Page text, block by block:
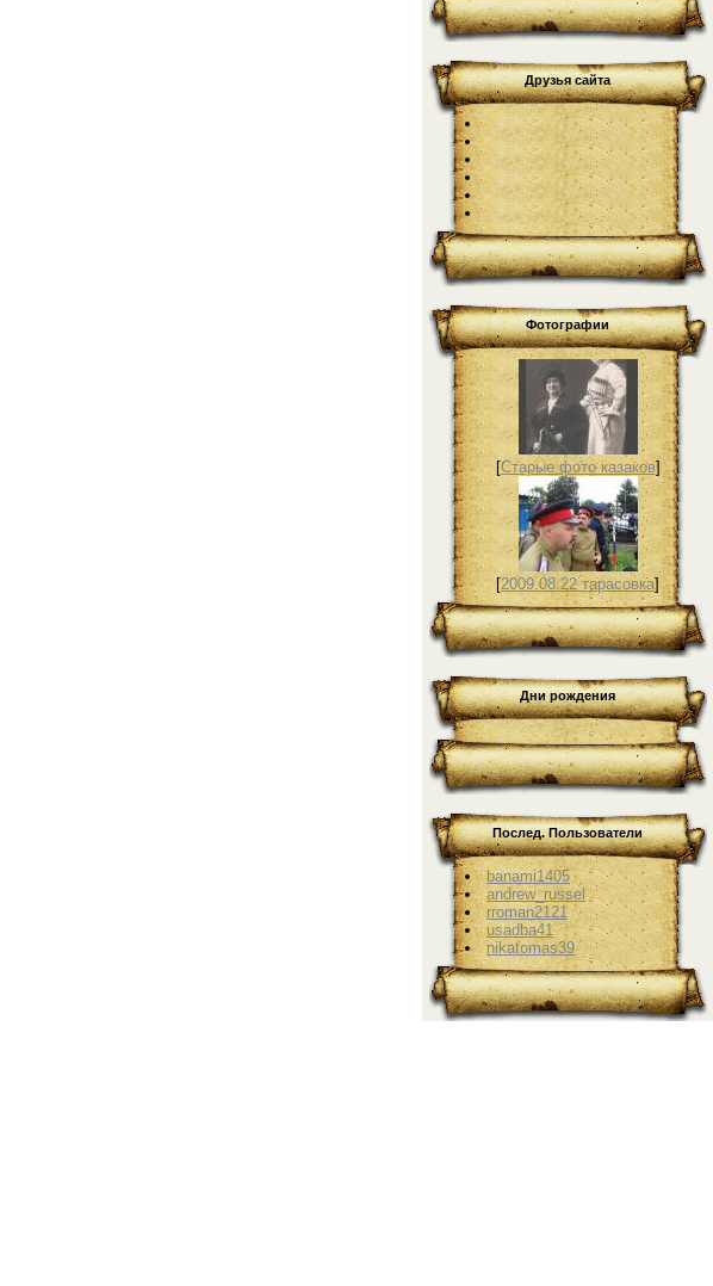
Друзья сайта
Фотографии
[Старые фото казаков]
[2009.08.22 тарасовка]
Дни рождения
Послед. Пользователи
banami1405
andrew_russel
rroman2121
usadba41
nikatomas39